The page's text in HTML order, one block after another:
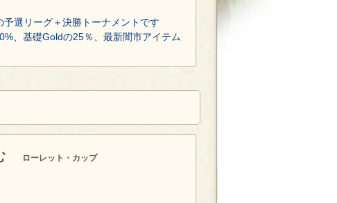
選リーグ＋決勝トーナメントです
、基礎Goldの25％、最新闇市アイテム
ローレット・カップ